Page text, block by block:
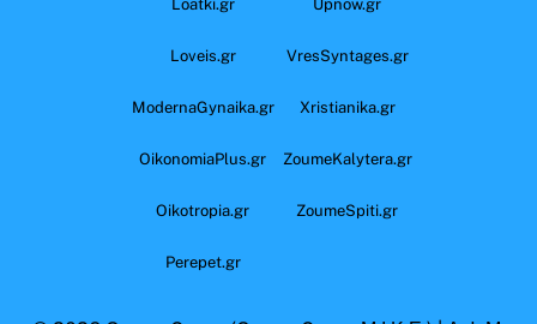
Loatki.gr Upnow.gr
Loveis.gr VresSyntages.gr
ModernaGynaika.gr Xristianika.gr
OikonomiaPlus.gr ZoumeKalytera.gr
Oikotropia.gr ZoumeSpiti.gr
Perepet.gr